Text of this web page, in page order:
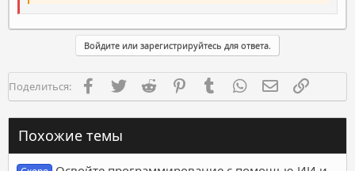
Войдите или зарегистрируйтесь для ответа.
Поделиться: FacebookTwitter Reddit PinterestTumblr WhatsAppЭлектронная
Похожие темы